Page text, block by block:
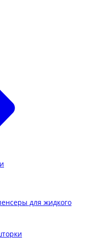
для жидкого